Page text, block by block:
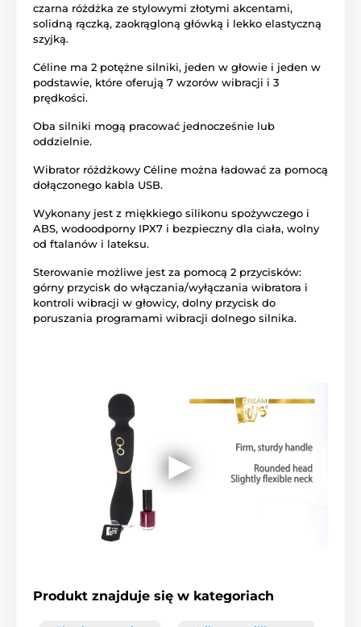
czarna różdżka ze stylowymi złotymi akcentami,
solidną rączką, zaokrągloną główką i lekko elastyczną
szyjką.
Céline ma 2 potężne silniki, jeden w głowie i jeden w
podstawie, które oferują 7 wzorów wibracji i 3
prędkości.
Oba silniki mogą pracować jednocześnie lub
oddzielnie.
Wibrator różdżkowy Céline można ładować za pomocą
dołączonego kabla USB.
Wykonany jest z miękkiego silikonu spożywczego i
ABS, wodoodporny IPX7 i bezpieczny dla ciała, wolny
od ftalanów i lateksu.
Sterowanie możliwe jest za pomocą 2 przycisków:
górny przycisk do włączania/wyłączania wibratora i
kontroli wibracji w głowicy, dolny przycisk do
poruszania programami wibracji dolnego silnika.
Produkt znajduje się w kategoriach